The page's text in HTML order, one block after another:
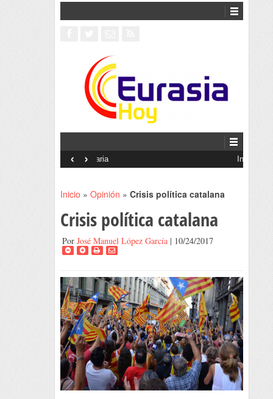
Interventionism estatal
‹ ›
Inicio » Opinión » Crisis política catalana
Crisis política catalana
Por José Manuel López García| 10/24/2017